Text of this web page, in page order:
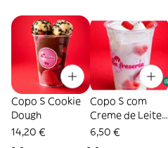
Copo S Cookie
Dough
14,20 €
Copo S com
Creme de Leite
Condensado
6,50 €